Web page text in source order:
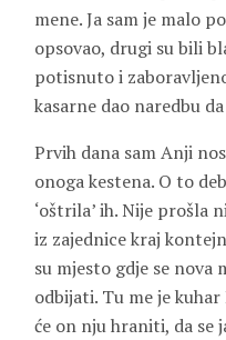
mene. Ja sam je malo
opsovao, drugi su bili
potisnuto i
kasarne dao naredbu
Prvih dana sam Anji
onoga kestena. O to
‘oštrila’ ih. Nije prošla
iz zajednice kraj
su mjesto gdje se nova
odbijati. Tu me je kuhar
će on nju hraniti, da se